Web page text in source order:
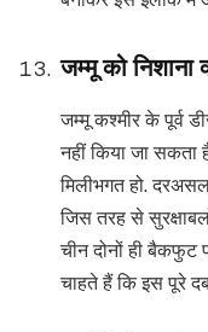
जम्मू को
जम्मू कश्मीर के पूर्व
नहीं किया जा सकता
मिलीभगत हो.
जिस तरह से
चीन दोनों ही बैकफुट
चाहते हैं कि इस पूरे